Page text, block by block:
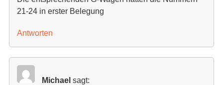
21-24 in erster Belegung
Antworten
Michael sagt: